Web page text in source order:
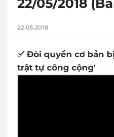
22/05/2018
22.05.2018
✅ Đòi quyền cơ bản
trật tự công cộng'